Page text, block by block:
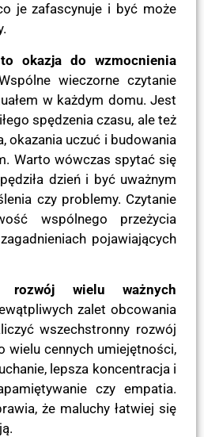
je zafascynuje i być może
okazja do wzmocnienia
wieczorne czytanie
w każdym domu. Jest
spędzenia czasu, ale też
okazania uczuć i budowania
Warto wówczas spytać się
dzień i być uważnym
czy problemy. Czytanie
wspólnego przeżycia
pojawiających
rozwój wielu ważnych
zalet obcowania
wszechstronny rozwój
wielu cennych umiejętności,
lepsza koncentracja i
czy empatia.
że maluchy łatwiej się